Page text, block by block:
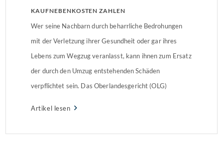
KAUFNEBENKOSTEN ZAHLEN
Wer seine Nachbarn durch beharrliche Bedrohungen
mit der Verletzung ihrer Gesundheit oder gar ihres
Lebens zum Wegzug veranlasst, kann ihnen zum Ersatz
der durch den Umzug entstehenden Schäden
verpflichtet sein. Das Oberlandesgericht (OLG)
Artikel lesen